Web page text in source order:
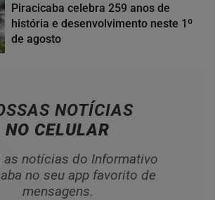
Piracicaba celebra 259 anos de
história e desenvolvimento neste 1º
de agosto
NOTÍCIAS
NO CELULAR
as notícias do Informativo
no seu app favorito de
mensagens.